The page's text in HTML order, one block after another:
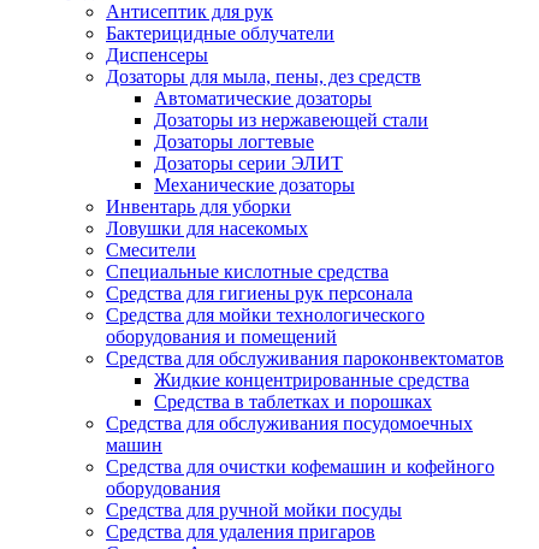
Антисептик для рук
Бактерицидные облучатели
Диспенсеры
Дозаторы для мыла, пены, дез средств
Автоматические дозаторы
Дозаторы из нержавеющей стали
Дозаторы логтевые
Дозаторы серии ЭЛИТ
Механические дозаторы
Инвентарь для уборки
Ловушки для насекомых
Смесители
Специальные кислотные средства
Средства для гигиены рук персонала
Средства для мойки технологического
оборудования и помещений
Средства для обслуживания пароконвектоматов
Жидкие концентрированные средства
Средства в таблетках и порошках
Средства для обслуживания посудомоечных
машин
Средства для очистки кофемашин и кофейного
оборудования
Средства для ручной мойки посуды
Средства для удаления пригаров